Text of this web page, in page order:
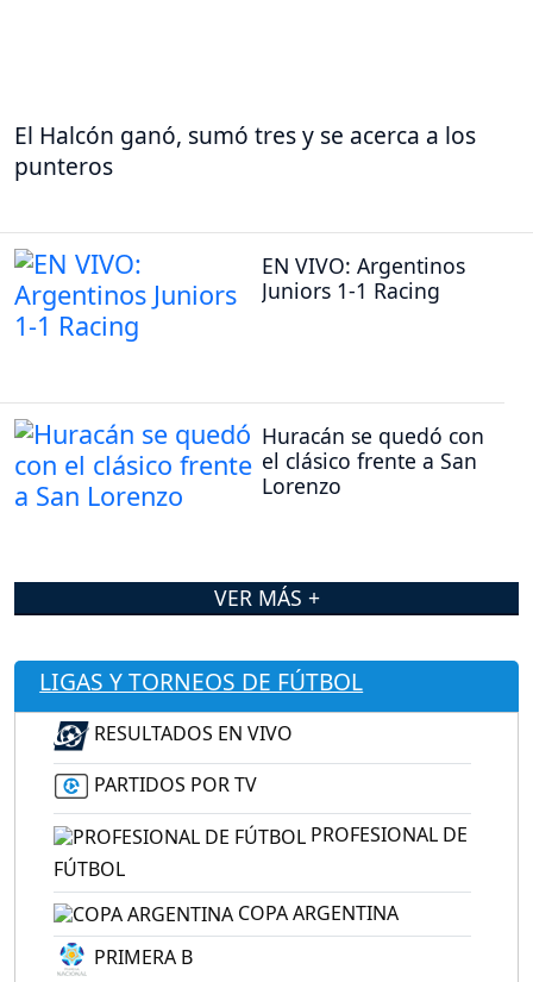
El Halcón ganó, sumó tres y se acerca a los
punteros
EN VIVO: Argentinos
Juniors 1-1 Racing
Huracán se quedó con
el clásico frente a San
Lorenzo
VER MÁS +
LIGAS Y TORNEOS DE FÚTBOL
RESULTADOS EN VIVO
PARTIDOS POR TV
PROFESIONAL DE
FÚTBOL
COPA ARGENTINA
PRIMERA B